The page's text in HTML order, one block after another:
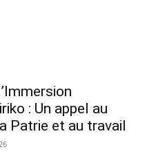
: Un appel au
Patrie et au travail